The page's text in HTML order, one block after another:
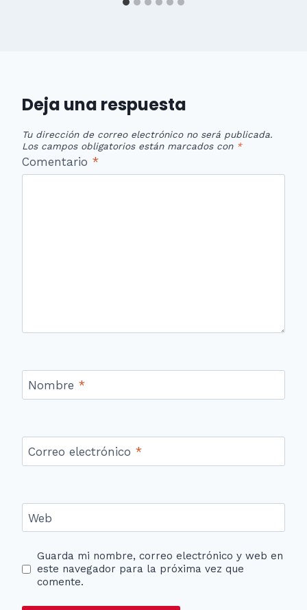
Deja una respuesta
Tu dirección de correo electrónico no será publicada.
Los campos obligatorios están marcados con *
Comentario *
Nombre *
Correo electrónico *
Web
Guarda mi nombre, correo electrónico y web en
este navegador para la próxima vez que
comente.